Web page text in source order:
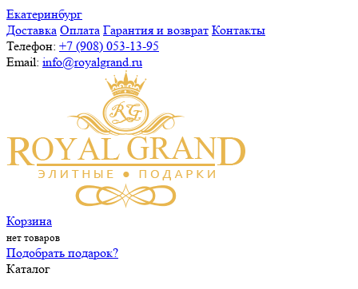
Екатеринбург
Доставка Оплата Гарантия и возврат Контакты
Телефон: +7 (908) 053-13-95
Email: info@royalgrand.ru
Корзина
нет товаров
Подобрать подарок?
Каталог